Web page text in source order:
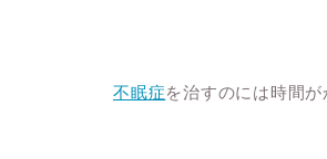
不眠症を治すのには時間